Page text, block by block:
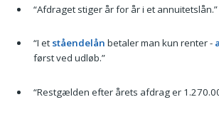
“Afdraget stiger år for år i et annuitetslån.”
“I et ståendelån betaler man kun renter -
først ved udløb.”
“Restgælden efter årets afdrag er